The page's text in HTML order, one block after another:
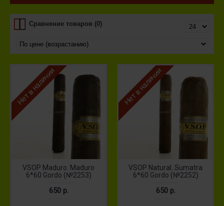
Сравнение товаров (0)
Нет в наличии
VSOP Maduro. Maduro
6*60 Gordo (№2253)
650 р.
Нет в наличии
VSOP Natural. Sumatra
6*60 Gordo (№2252)
650 р.